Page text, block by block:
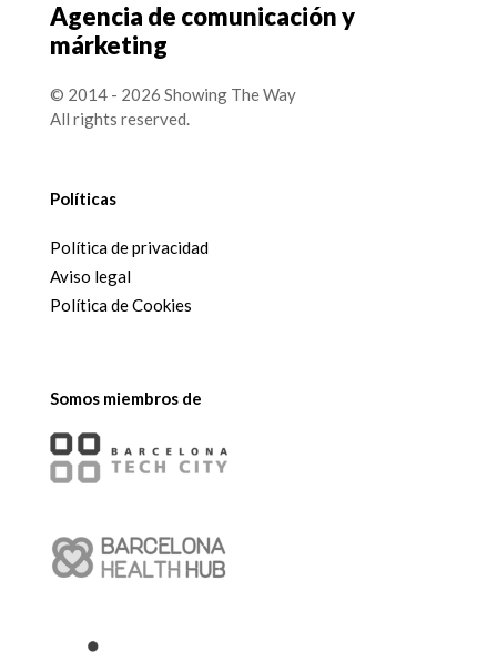
Agencia de comunicación y
márketing
© 2014 - 2026 Showing The Way
All rights reserved.
Políticas
Política de privacidad
Aviso legal
Política de Cookies
Somos miembros de